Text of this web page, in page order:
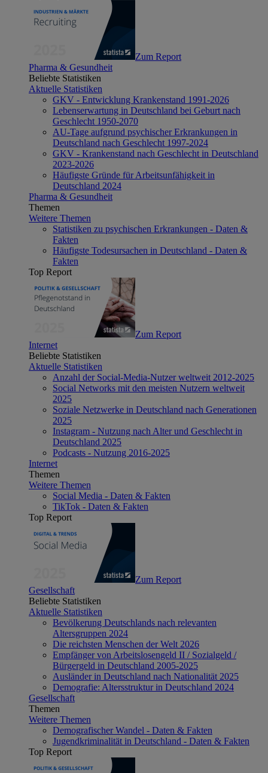
Zum Report
Pharma & Gesundheit
Beliebte Statistiken
Aktuelle Statistiken
GKV - Entwicklung Krankenstand 1991-2026
Lebenserwartung in Deutschland bei Geburt nach
Geschlecht 1950-2070
AU-Tage aufgrund psychischer Erkrankungen in
Deutschland nach Geschlecht 1997-2024
GKV - Krankenstand nach Geschlecht in Deutschland
2023-2026
Häufigste Gründe für Arbeitsunfähigkeit in
Deutschland 2024
Pharma & Gesundheit
Themen
Weitere Themen
Statistiken zu psychischen Erkrankungen - Daten &
Fakten
Häufigste Todesursachen in Deutschland - Daten &
Fakten
Top Report
Zum Report
Internet
Beliebte Statistiken
Aktuelle Statistiken
Anzahl der Social-Media-Nutzer weltweit 2012-2025
Social Networks mit den meisten Nutzern weltweit
2025
Soziale Netzwerke in Deutschland nach Generationen
2025
Instagram - Nutzung nach Alter und Geschlecht in
Deutschland 2025
Podcasts - Nutzung 2016-2025
Internet
Themen
Weitere Themen
Social Media - Daten & Fakten
TikTok - Daten & Fakten
Top Report
Zum Report
Gesellschaft
Beliebte Statistiken
Aktuelle Statistiken
Bevölkerung Deutschlands nach relevanten
Altersgruppen 2024
Die reichsten Menschen der Welt 2026
Empfänger von Arbeitslosengeld II / Sozialgeld /
Bürgergeld in Deutschland 2005-2025
Ausländer in Deutschland nach Nationalität 2025
Demografie: Altersstruktur in Deutschland 2024
Gesellschaft
Themen
Weitere Themen
Demografischer Wandel - Daten & Fakten
Jugendkriminalität in Deutschland - Daten & Fakten
Top Report